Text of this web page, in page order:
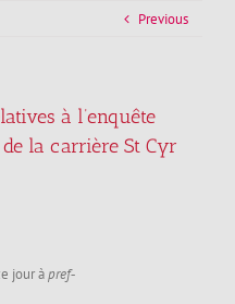
Previous
à l’enquête
la carrière St Cyr
jour àpref‐